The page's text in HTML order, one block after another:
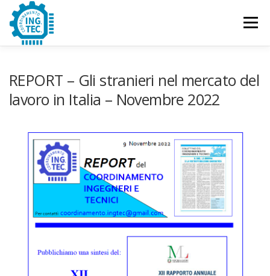
Passa
contenuto
Menu
REPORT – Gli stranieri nel mercato del
lavoro in Italia – Novembre 2022